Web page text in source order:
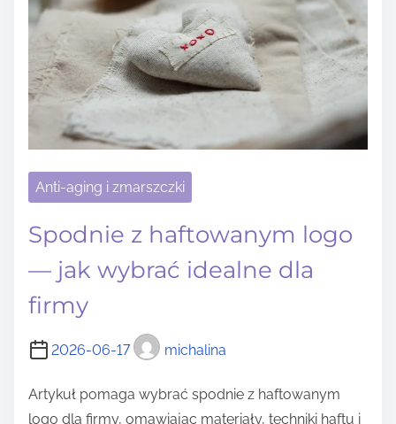
Anti-aging i zmarszczki
Spodnie z haftowanym logo
— jak wybrać idealne dla
firmy
2026-06-17 michalina
Artykuł pomaga wybrać spodnie z haftowanym
logo dla firmy, omawiając materiały, techniki haftu i